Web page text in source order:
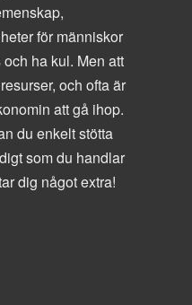
för människor
ha kul. Men att
och ofta är
att gå ihop.
du enkelt stötta
som du handlar
dig något extra!